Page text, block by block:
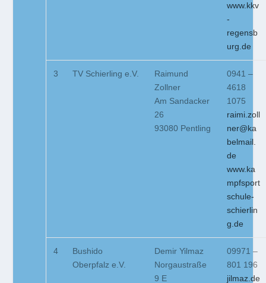
www.kkv
-
regensb
urg.de
3 TV Schierling e.V.
Raimund
Zollner
Am Sandacker
26
93080 Pentling
0941 –
4618
1075
raimi.zoll
ner@ka
belmail.
de
www.ka
mpfsport
schule-
schierlin
g.de
4
Bushido
Oberpfalz e.V.
Demir Yilmaz
Norgaustraße
9 E
09971 –
801 196
jilmaz.de